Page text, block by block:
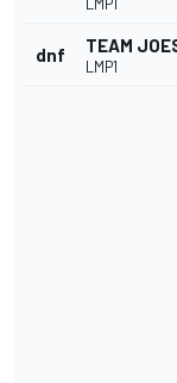
dnf TEAM
LMP1